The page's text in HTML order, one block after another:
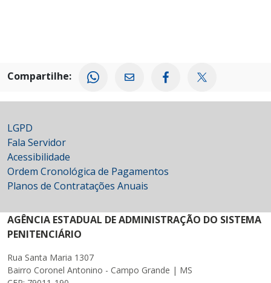
Compartilhe:
LGPD
Fala Servidor
Acessibilidade
Ordem Cronológica de Pagamentos
Planos de Contratações Anuais
AGÊNCIA ESTADUAL DE ADMINISTRAÇÃO DO SISTEMA
PENITENCIÁRIO
Rua Santa Maria 1307
Bairro Coronel Antonino - Campo Grande | MS